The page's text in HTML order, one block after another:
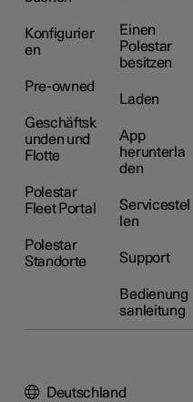
Konfigurier
en
Pre-owned
Geschäftsk
unden und
Flotte
Polestar
Fleet Portal
Polestar
Standorte
Einen
Polestar
besitzen
Laden
App
herunterla
den
Servicestel
len
Support
Bedienung
sanleitung
Deutschland